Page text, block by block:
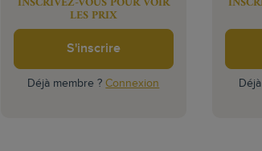
LES PRIX
S'inscrire
Déjà membre ?Connexion